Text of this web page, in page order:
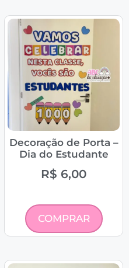
Decoração de Porta –
Dia do Estudante
R$ 6,00
COMPRAR